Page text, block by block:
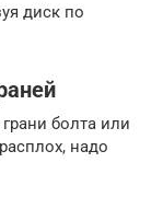
диск по
болта или
надо